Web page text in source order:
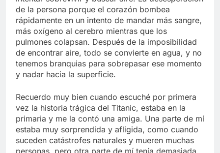
de la persona porque el corazón bombea
rápidamente en un intento de mandar más sangre,
más oxígeno al cerebro mientras que los
pulmones colapsan. Después de la imposibilidad
de encontrar aire, todo se convierte en agua, y no
tenemos branquias para sobrepasar ese momento
y nadar hacia la superficie.
Recuerdo muy bien cuando escuché por primera
vez la historia trágica del Titanic, estaba en la
primaria y me la contó una amiga. Una parte de mí
estaba muy sorprendida y afligida, como cuando
suceden catástrofes naturales y mueren muchas